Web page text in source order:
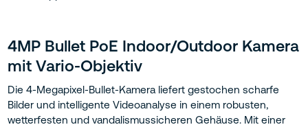
4MP Bullet PoE Indoor/Outdoor Kamera
mit Vario-Objektiv
Die 4-Megapixel-Bullet-Kamera liefert gestochen scharfe
Bilder und intelligente Videoanalyse in einem robusten,
wetterfesten und vandalismussicheren Gehäuse. Mit einer